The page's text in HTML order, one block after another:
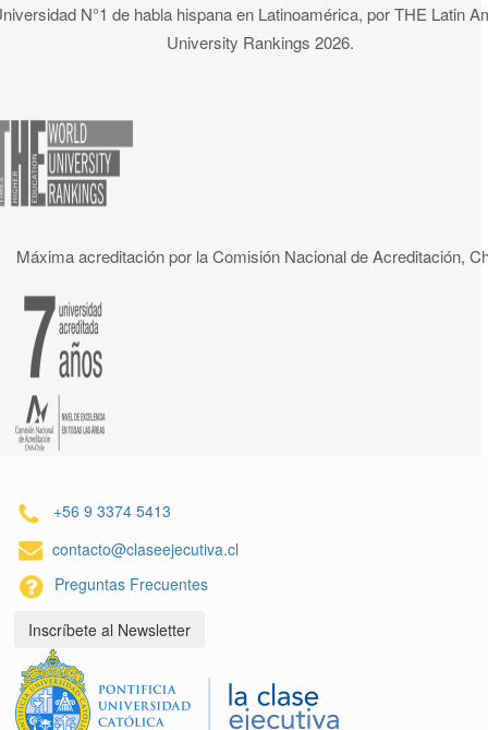
N°1 de habla hispana en Latinoamérica, por THE Latin
University Rankings 2026.
Máxima acreditación por la Comisión Nacional de Acreditación,
+56 9 3374 5413
contacto@claseejecutiva.cl
Preguntas Frecuentes
Inscríbete al Newsletter